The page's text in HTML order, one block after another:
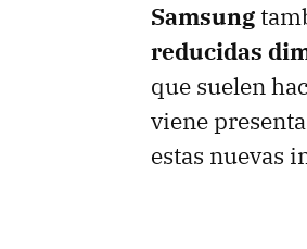
Samsung
reducidas
que suelen
viene
estas nuevas